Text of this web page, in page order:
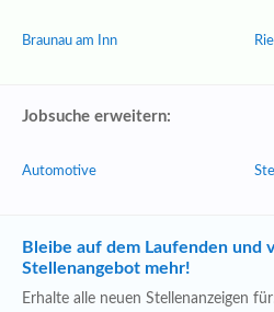
Braunau am Inn
Jobsuche erweitern:
Automotive
Bleibe auf dem Laufenden und
Stellenangebot mehr!
Erhalte alle neuen Stellenanzeigen